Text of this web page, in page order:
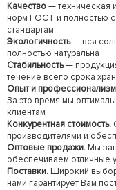
Качество— техническая
норм ГОСТ и полностью
стандартам
Экологичность— вся
полностью натуральна
Стабильность—
течение всего срока
Опыт и
За это время мы
клиентам
Конкурентная стоимость.
производителями и
Оптовые продажи. Мы
обеспечиваем отличные
Поставки. Широкий
нами гарантирует Вам